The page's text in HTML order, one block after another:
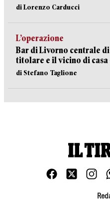
di Lorenzo Carducci
L’operazione
Bar di Livorno centrale
titolare e il vicino di casa
di Stefano Taglione